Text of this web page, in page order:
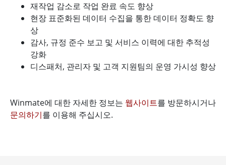
재작업 감소로 작업 완료 속도 향상
현장 표준화된 데이터 수집을 통한 데이터 정확도 향
상
감사, 규정 준수 보고 및 서비스 이력에 대한 추적성
강화
디스패처, 관리자 및 고객 지원팀의 운영 가시성 향상
Winmate에 대한 자세한 정보는 웹사이트를 방문하시거나
문의하기를 이용해 주십시오.